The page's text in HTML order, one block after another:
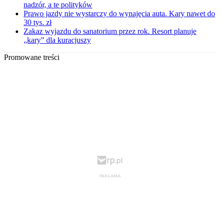
nadzór, a te polityków
Prawo jazdy nie wystarczy do wynajęcia auta. Kary nawet do
30 tys. zł
Zakaz wyjazdu do sanatorium przez rok. Resort planuje
„kary” dla kuracjuszy
Promowane treści